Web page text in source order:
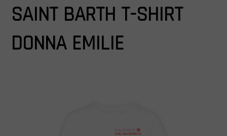
SAINT BARTH T-SHIRT
DONNA EMILIE